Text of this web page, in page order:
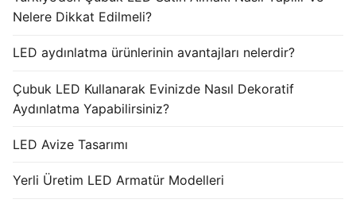
Nelere Dikkat Edilmeli?
LED aydınlatma ürünlerinin avantajları nelerdir?
Çubuk LED Kullanarak Evinizde Nasıl Dekoratif
Aydınlatma Yapabilirsiniz?
LED Avize Tasarımı
Yerli Üretim LED Armatür Modelleri